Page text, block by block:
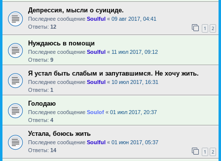
Депрессия, мысли о суициде.
Последнее сообщение Soulful « 09 авг 2017, 04:41
Ответы: 12 1 2
Нуждаюсь в помощи
Последнее сообщение Soulful « 11 июл 2017, 09:12
Ответы: 9
Я устал быть слабым и запутавшимся. Не хочу жить.
Последнее сообщение Soulful « 10 июл 2017, 16:31
Ответы: 1
Голодаю
Последнее сообщение Soulof « 01 июл 2017, 20:37
Ответы: 4
Устала, боюсь жить
Последнее сообщение Soulful « 01 июн 2017, 05:37
Ответы: 14 1 2